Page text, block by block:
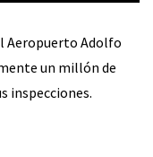
Aeropuerto Adolfo
un millón de
inspecciones.